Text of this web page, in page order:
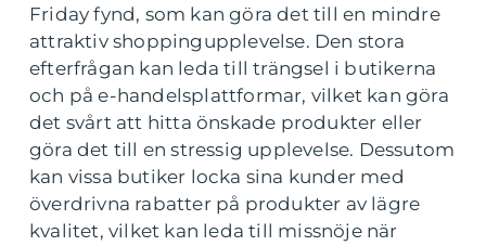
Friday fynd, som kan göra det till en mindre
attraktiv shoppingupplevelse. Den stora
efterfrågan kan leda till trängsel i butikerna
och på e-handelsplattformar, vilket kan göra
det svårt att hitta önskade produkter eller
göra det till en stressig upplevelse. Dessutom
kan vissa butiker locka sina kunder med
överdrivna rabatter på produkter av lägre
kvalitet, vilket kan leda till missnöje när